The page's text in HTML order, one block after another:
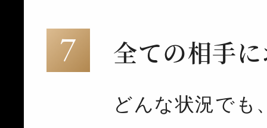
全ての相手
どんな状況でも